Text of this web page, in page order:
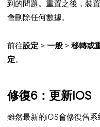
到的問題。重置之後，裝
會刪除任何數據。
前往設定 > 一般 > 移轉或
定。
修復6：更新iOS
雖然最新的iOS會修復舊